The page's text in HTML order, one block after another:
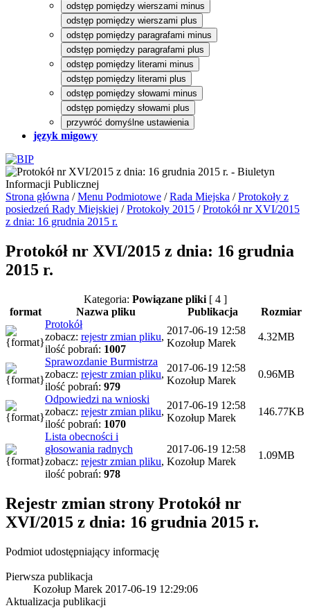
odstęp pomiędzy wierszami minus
odstęp pomiędzy wierszami plus
odstęp pomiędzy paragrafami minus
odstęp pomiędzy paragrafami plus
odstęp pomiędzy literami minus
odstęp pomiędzy literami plus
odstęp pomiędzy słowami minus
odstęp pomiędzy słowami plus
przywróć domyślne ustawienia
język migowy
Strona główna /Menu Podmiotowe /Rada Miejska /Protokoły z
posiedzeń Rady Miejskiej /Protokoły 2015 /Protokół nr XVI/2015
z dnia: 16 grudnia 2015 r.
Protokół nr XVI/2015 z dnia: 16 grudnia
2015 r.
Kategoria: Powiązane pliki[ 4 ]
format
Nazwa pliku Publikacja
Rozmiar
Protokół
zobacz: rejestr zmian pliku,
ilość pobrań: 1007
2017-06-19 12:58
Kozołup Marek
4.32MB
Sprawozdanie Burmistrza
zobacz: rejestr zmian pliku,
ilość pobrań: 979
2017-06-19 12:58
Kozołup Marek
0.96MB
Odpowiedzi na wnioski
zobacz: rejestr zmian pliku,
ilość pobrań: 1070
2017-06-19 12:58
Kozołup Marek
146.77KB
Lista obecności i
głosowania radnych
zobacz: rejestr zmian pliku,
ilość pobrań: 978
2017-06-19 12:58
Kozołup Marek
1.09MB
Rejestr zmian strony Protokół nr
XVI/2015 z dnia: 16 grudnia 2015 r.
Podmiot udostępniający informację
Pierwsza publikacja
Kozołup Marek 2017-06-19 12:29:06
Aktualizacja publikacji